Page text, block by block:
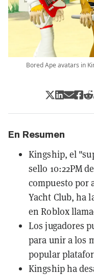
Bored Ape avatars in
En Resumen
Kingship, el
sello 10:22PM
compuesto por
Yacht Club, ha
en Roblox
Los jugadores
para unir a los
popular
Kingship ha